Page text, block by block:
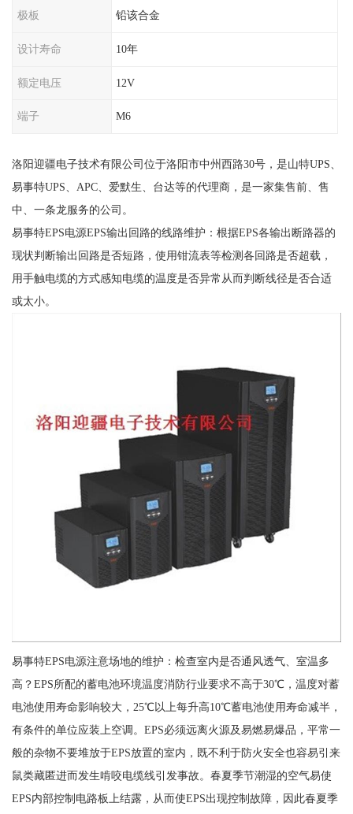
极板 铅该合金
设计寿命 10年
额定电压 12V
端子 M6
洛阳迎疆电子技术有限公司位于洛阳市中州西路30号，是山特UPS、
易事特UPS、APC、爱默生、台达等的代理商，是一家集售前、售
中、一条龙服务的公司。
易事特EPS电源EPS输出回路的线路维护：根据EPS各输出断路器的
现状判断输出回路是否短路，使用钳流表等检测各回路是否超载，
用手触电缆的方式感知电缆的温度是否异常从而判断线径是否合适
或太小。
易事特EPS电源注意场地的维护：检查室内是否通风透气、室温多
高？EPS所配的蓄电池环境温度消防行业要求不高于30℃，温度对蓄
电池使用寿命影响较大，25℃以上每升高10℃蓄电池使用寿命减半，
有条件的单位应装上空调。EPS必须远离火源及易燃易爆品，平常一
般的杂物不要堆放于EPS放置的室内，既不利于防火安全也容易引来
鼠类藏匿进而发生啃咬电缆线引发事故。春夏季节潮湿的空气易使
EPS内部控制电路板上结露，从而使EPS出现控制故障，因此春夏季